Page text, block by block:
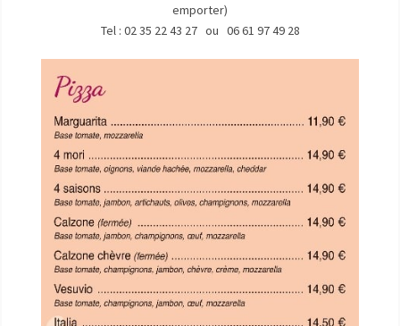
emporter)
Tel : 02 35 22 43 27 ou 06 61 97 49 28